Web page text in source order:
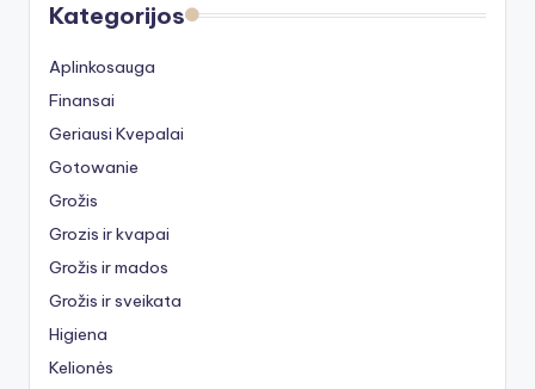
Kategorijos
Aplinkosauga
Finansai
Geriausi Kvepalai
Gotowanie
Grožis
Grozis ir kvapai
Grožis ir mados
Grožis ir sveikata
Higiena
Kelionės